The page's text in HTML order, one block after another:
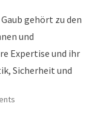
gehört zu den
und
Expertise und ihr
Sicherheit und